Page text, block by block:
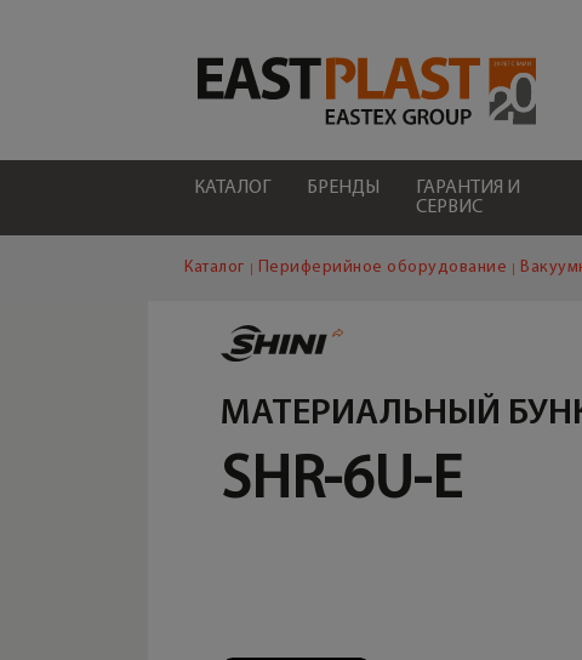
КАТАЛОГ БРЕНДЫ
ГАРАНТИЯ И
СЕРВИС
Каталог Периферийное оборудование
МАТЕРИАЛЬНЫЙ
SHR-6U-E